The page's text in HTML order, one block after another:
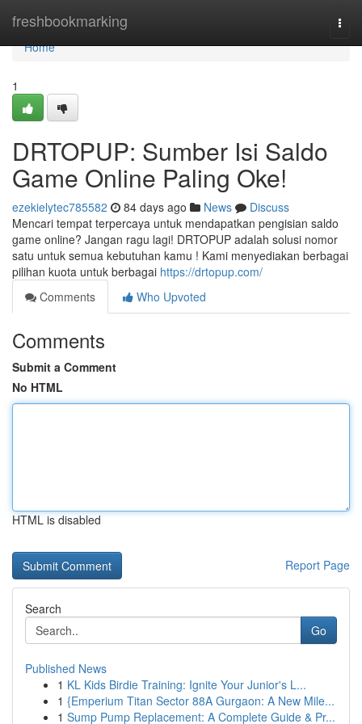
freshbookmarking
Home
Home
1
DRTOPUP: Sumber Isi Saldo
Game Online Paling Oke!
ezekielytec785582 84 days ago News
Discuss
Mencari tempat terpercaya untuk mendapatkan pengisian saldo
game online? Jangan ragu lagi! DRTOPUP adalah solusi nomor
satu untuk semua kebutuhan kamu ! Kami menyediakan berbagai
pilihan kuota untuk berbagai https://drtopup.com/
Comments
Who Upvoted
Comments
Submit a Comment
No HTML
HTML is disabled
Report Page
Search
Go
Published News
1 KL Kids Birdie Training: Ignite Your Junior's L...
1 {Emperium Titan Sector 88A Gurgaon: A New Mile...
1 Sump Pump Replacement: A Complete Guide & Pr...